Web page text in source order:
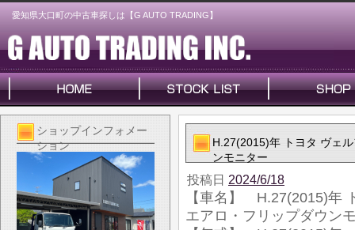
愛知県大口町の中古車探しは【G AUTO TRADING】
ショップインフォメー
ション
H.27(2015)年 トヨタ ヴェ
ンモニター
投稿日 2024/6/18
【車名】 H.27(2015)年
エアロ・フリップダウン